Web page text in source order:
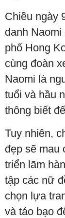
Chiều ngày
danh
phố Hong
cùng đoàn
Naomi là
tuổi và hầu
thông biết
Tuy nhiên,
đẹp sẽ mau
triển lãm
tập các nữ
chọn lựa
và táo bạo